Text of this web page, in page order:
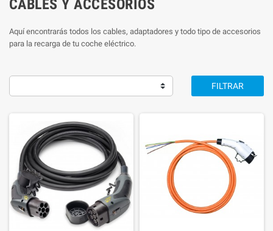
CABLES Y ACCESORIOS
Aquí encontrarás todos los cables, adaptadores y todo tipo de accesorios
para la recarga de tu coche eléctrico.
FILTRAR